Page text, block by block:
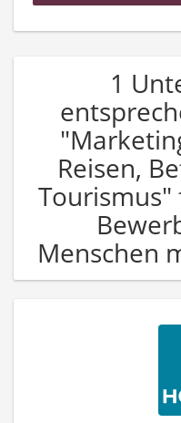
1
Reisen,
Menschen